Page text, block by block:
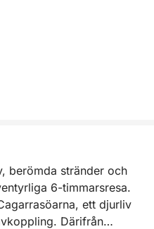
berömda stränder och
6-timmarsresa.
ett djurliv
Därifrån